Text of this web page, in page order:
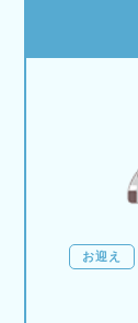
お迎え